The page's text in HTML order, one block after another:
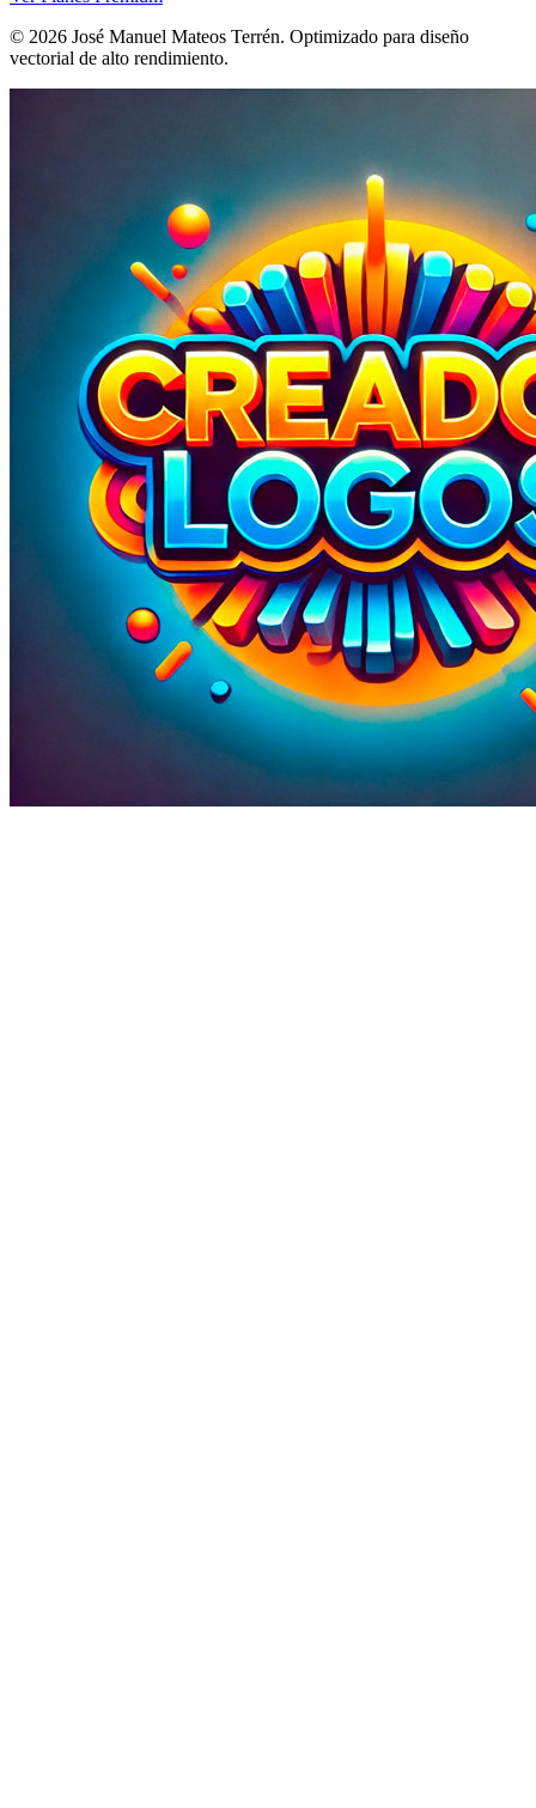
© 2026 José Manuel Mateos Terrén. Optimizado para diseño
vectorial de alto rendimiento.